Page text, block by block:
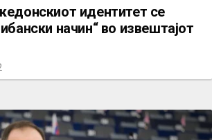
идентитет се
начин“ во извештајот